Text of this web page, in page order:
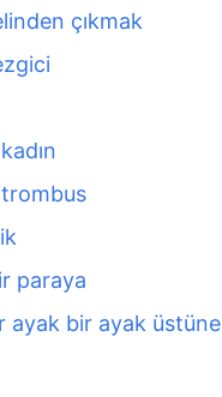
çıkmak
paraya
ayak bir ayak üstüne